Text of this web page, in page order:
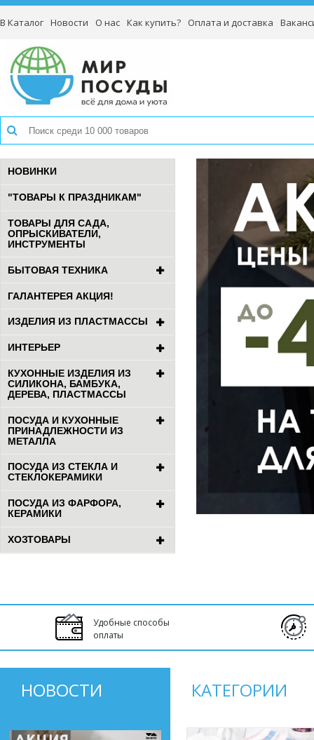
В Каталог Новости О нас Как купить? Оплата и доставка
НОВИНКИ
"ТОВАРЫ К ПРАЗДНИКАМ"
ТОВАРЫ ДЛЯ САДА,
ОПРЫСКИВАТЕЛИ,
ИНСТРУМЕНТЫ
БЫТОВАЯ ТЕХНИКА
ГАЛАНТЕРЕЯ АКЦИЯ!
ИЗДЕЛИЯ ИЗ ПЛАСТМАССЫ
ИНТЕРЬЕР
КУХОННЫЕ ИЗДЕЛИЯ ИЗ
СИЛИКОНА, БАМБУКА,
ДЕРЕВА, ПЛАСТМАССЫ
ПОСУДА И КУХОННЫЕ
ПРИНАДЛЕЖНОСТИ ИЗ
МЕТАЛЛА
ПОСУДА ИЗ СТЕКЛА И
СТЕКЛОКЕРАМИКИ
ПОСУДА ИЗ ФАРФОРА,
КЕРАМИКИ
ХОЗТОВАРЫ
Удобные способы
оплаты
НОВОСТИ КАТЕГОРИИ